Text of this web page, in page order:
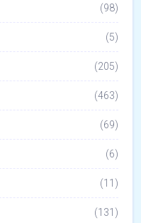
(98)
(5)
(205)
(463)
(69)
(6)
(11)
(131)